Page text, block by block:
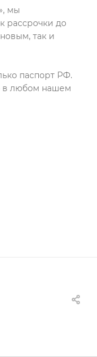
мы
рассрочки до
так и
паспорт РФ.
в любом нашем